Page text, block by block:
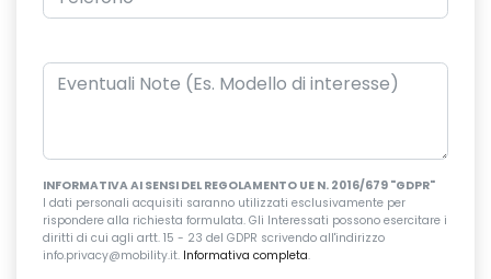
INFORMATIVA AI SENSI DEL REGOLAMENTO UE N. 2016/679 "GDPR"
I dati personali acquisiti saranno utilizzati esclusivamente per
rispondere alla richiesta formulata. Gli Interessati possono esercitare i
diritti di cui agli artt. 15 - 23 del GDPR scrivendo all'indirizzo
info.privacy@mobility.it. Informativa completa.